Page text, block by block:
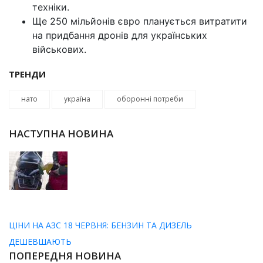
техніки.
Ще 250 мільйонів євро планується витратити
на придбання дронів для українських
військових.
ТРЕНДИ
нато україна оборонні потреби
НАСТУПНА НОВИНА
ЦІНИ НА АЗС 18 ЧЕРВНЯ: БЕНЗИН ТА ДИЗЕЛЬ
ДЕШЕВШАЮТЬ
ПОПЕРЕДНЯ НОВИНА